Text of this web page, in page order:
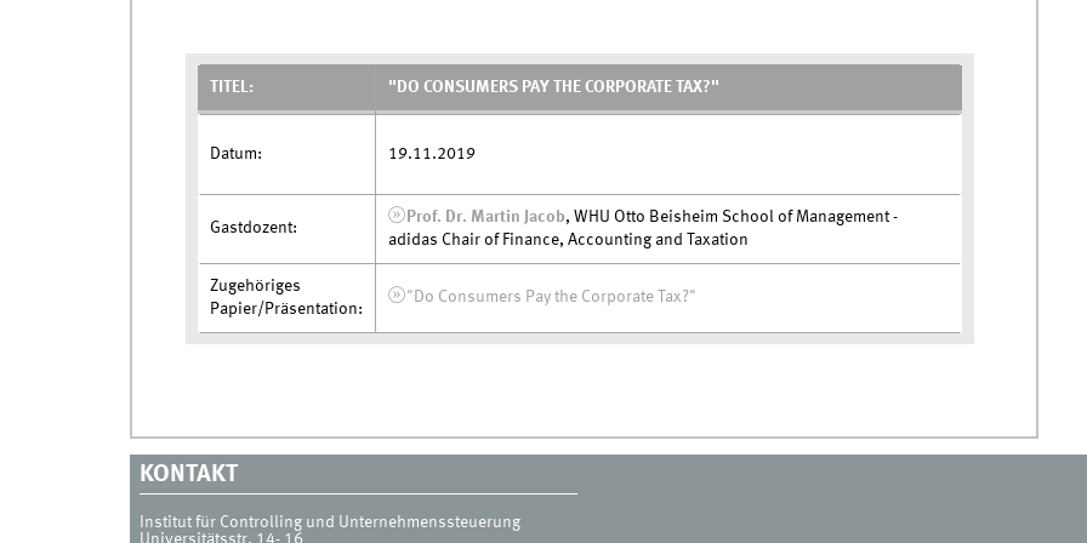
TITEL: "DO CONSUMERS PAY THE CORPORATE TAX?"
Datum: 19.11.2019
Gastdozent:
Prof. Dr. Martin Jacob, WHU Otto Beisheim School of Management -
adidas Chair of Finance, Accounting and Taxation
Zugehöriges
Papier/Präsentation:
"Do Consumers Pay the Corporate Tax?"
KONTAKT
Institut für Controlling und Unternehmenssteuerung
Universitätsstr. 14- 16